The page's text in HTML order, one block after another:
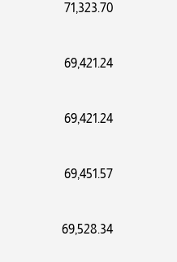
71,323.70
69,421.24
69,421.24
69,451.57
69,528.34